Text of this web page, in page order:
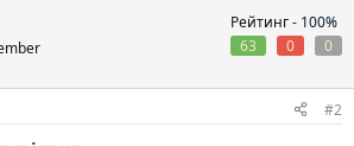
Рейтинг - 100%
63
0 0
#2